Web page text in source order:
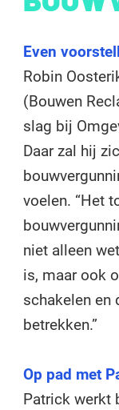
Even
Robin
(Bouwen
slag bij
Daar zal hij
voelen. “Het
niet alleen
is, maar ook
schakelen en
betrekken.”
Op pad met
Patrick werkt